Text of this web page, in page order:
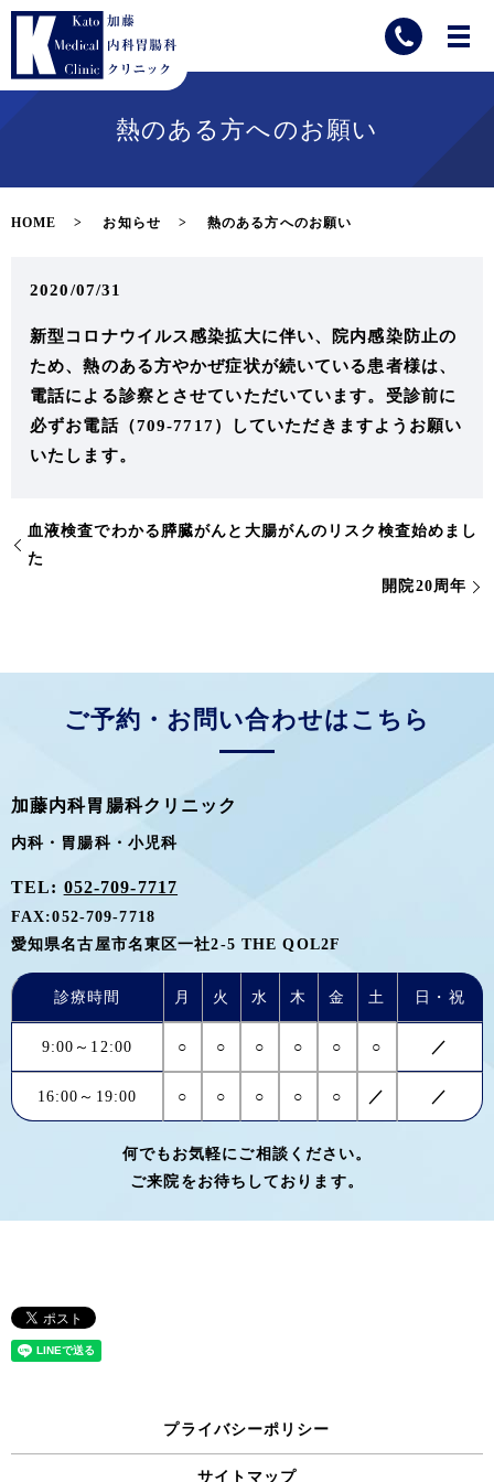
熱のある方へのお願い
HOME お知らせ 熱のある方へのお願い
2020/07/31
新型コロナウイルス感染拡大に伴い、院内感染防止の
ため、熱のある方やかぜ症状が続いている患者様は、
電話による診察とさせていただいています。受診前に
必ずお電話（709-7717）していただきますようお願い
いたします。
血液検査でわかる膵臓がんと大腸がんのリスク検査始めまし
た
開院20周年
ご予約・お問い合わせはこちら
加藤内科胃腸科クリニック
内科・胃腸科・小児科
TEL: 052-709-7717
FAX:052-709-7718
愛知県名古屋市名東区一社2-5 THE QOL2F
診療時間 月 火 水 木 金 土 日・祝
9:00～12:00 ○ ○ ○ ○ ○ ○ ／
16:00～19:00 ○ ○ ○ ○ ○ ／ ／
何でもお気軽にご相談ください。
ご来院をお待ちしております。
プライバシーポリシー
サイトマップ